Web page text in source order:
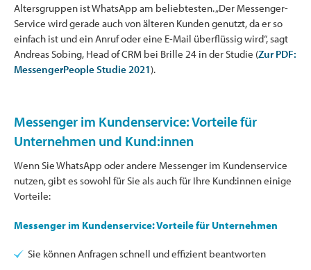
Altersgruppen ist WhatsApp am beliebtesten. „Der Messenger-
Service wird gerade auch von älteren Kunden genutzt, da er so
einfach ist und ein Anruf oder eine E-Mail überflüssig wird“, sagt
Andreas Sobing, Head of CRM bei Brille 24 in der Studie (Zur PDF:
MessengerPeople Studie 2021).
Messenger im Kundenservice: Vorteile für
Unternehmen und Kund:innen
Wenn Sie WhatsApp oder andere Messenger im Kundenservice
nutzen, gibt es sowohl für Sie als auch für Ihre Kund:innen einige
Vorteile:
Messenger im Kundenservice: Vorteile für Unternehmen
Sie können Anfragen schnell und effizient beantworten